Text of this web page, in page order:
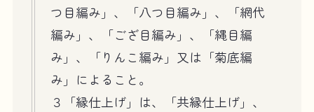
つ目編み」、「八つ目編み」、「網代
編み」、「ござ目編み」、「縄目編
み」、「りんこ編み」又は「菊底編
み」によること。
３「縁仕上げ」は、「共縁仕上げ」、